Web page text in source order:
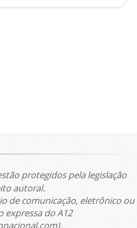
protegidos pela legislação
autoral.
de comunicação, eletrônico ou
expressa do A12